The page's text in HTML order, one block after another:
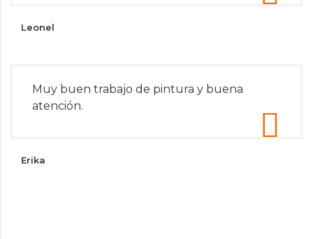
Leonel
Muy buen trabajo de pintura y buena
atención.
Erika